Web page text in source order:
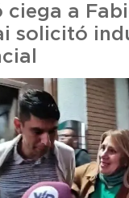
ciega a
solicitó